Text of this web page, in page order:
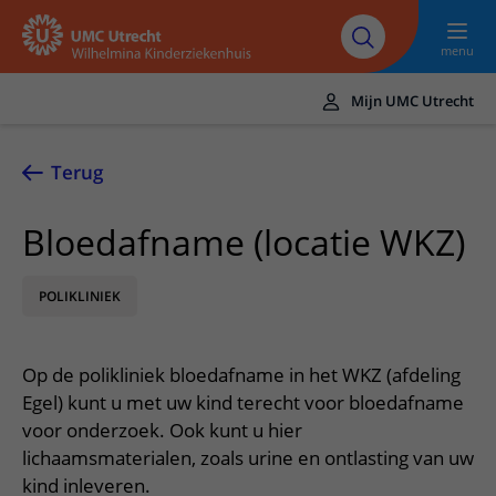
Naar hoofdinhoud
UMC
Utrecht
Research
Steun het
WKZ
menu
UMC Utrecht
Onze zorg
Ziektebeelden
Behandelingen
Specialismen
Poliklinieken
Voor patiënten
Uw kind voorbereiden
Mijn kind heeft een (dag)opname
Mijn kind ligt op de IC
Over ons
Samenwerking
Historie WKZ
Contact en route
Spoed
Adres en route
Meer UMC Utrecht
Mijn UMC Utrecht
Terug
Bloedafname (locatie WKZ)
POLIKLINIEK
Op de polikliniek bloedafname in het WKZ (afdeling
Egel) kunt u met uw kind terecht voor bloedafname
voor onderzoek. Ook kunt u hier
lichaamsmaterialen, zoals urine en ontlasting van uw
kind inleveren.